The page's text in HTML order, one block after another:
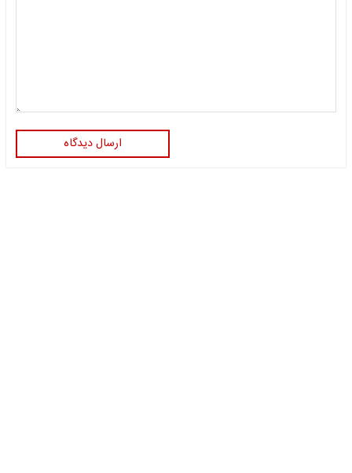
ارسال دیدگاه